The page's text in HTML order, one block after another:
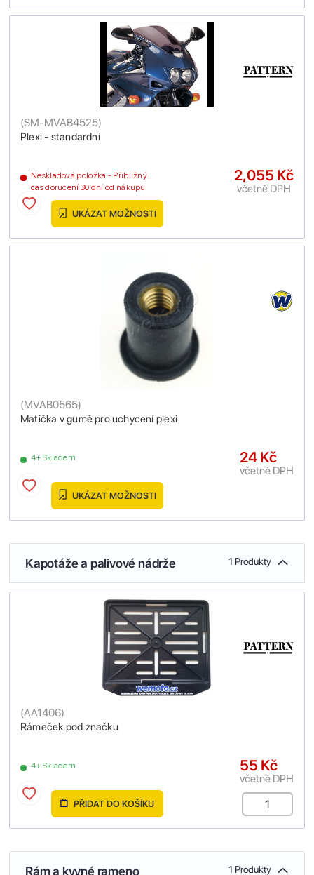
Plexi - standardní
(SM-MVAB4525)
Neskladová položka - Přibližný
čas doručení 30 dní od nákupu
2,055 Kč
včetně DPH
UKÁZAT MOŽNOSTI
Matička v gumě pro uchycení plexi
(MVAB0565)
4+ Skladem 24 Kč
včetně DPH
UKÁZAT MOŽNOSTI
Kapotáže a palivové nádrže 1 Produkty
Rámeček pod značku
(AA1406)
4+ Skladem 55 Kč
včetně DPH
PŘIDAT DO KOŠÍKU
Rám a kyvné rameno 1 Produkty